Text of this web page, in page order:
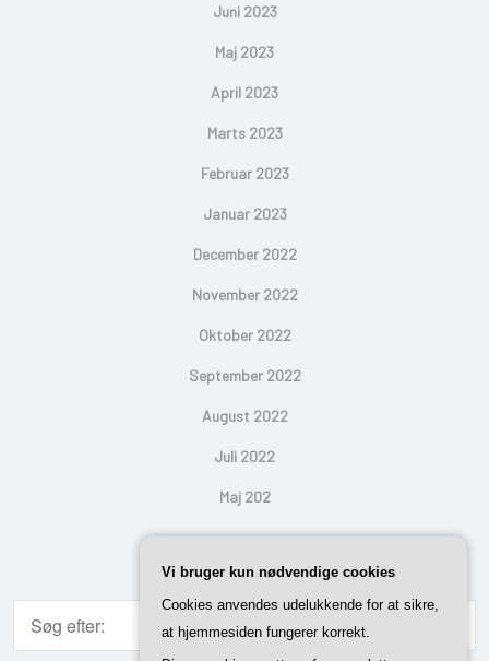
Juni 2023
Maj 2023
April 2023
Marts 2023
Februar 2023
Januar 2023
December 2022
November 2022
Oktober 2022
September 2022
August 2022
Juli 2022
Maj 202
Vi bruger kun nødvendige cookies
Cookies anvendes udelukkende for at sikre,
at hjemmesiden fungerer korrekt.